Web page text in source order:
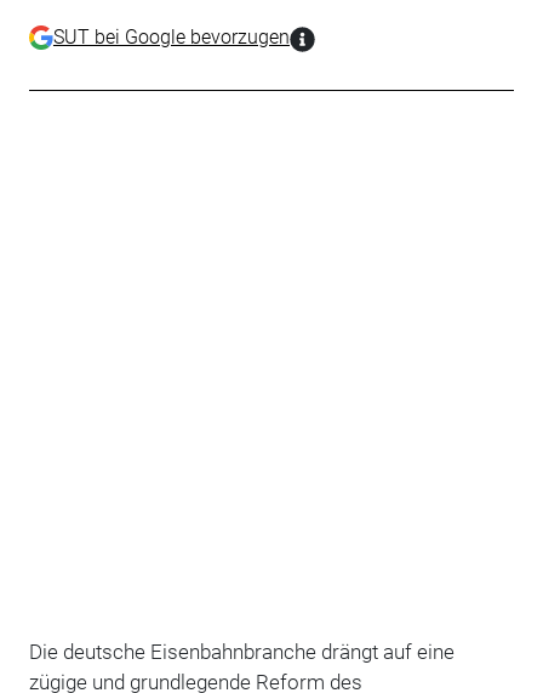
SUT bei Google bevorzugen
Die deutsche Eisenbahnbranche drängt auf eine
zügige und grundlegende Reform des